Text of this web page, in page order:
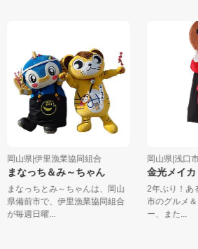
岡山県|伊里漁業協同組合
まなっち＆み～ちゃん
まなっちとみ～ちゃんは、岡山
県備前市で、伊里漁業協同組合
が毎週日曜...
岡山県|
金光メ
2年ぶ
市のグ
ー、また